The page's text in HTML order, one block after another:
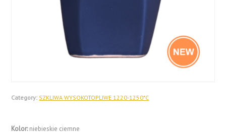
Category: SZKLIWA WYSOKOTOPLIWE 1220-1250*C
Kolor:niebieskie ciemne